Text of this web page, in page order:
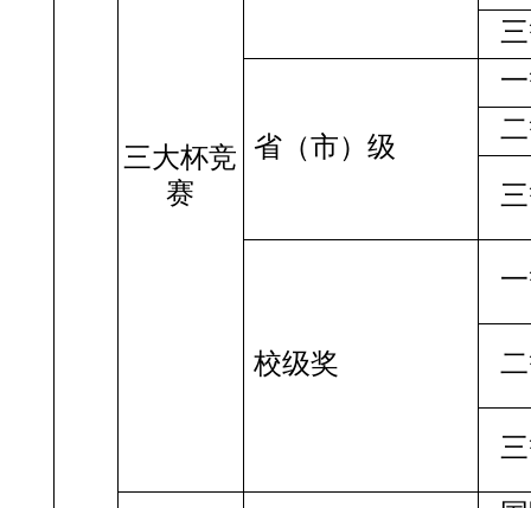
三大杯竞
赛
省（市）级
校级奖